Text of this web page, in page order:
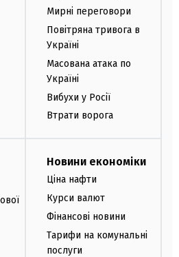
Мирні переговори
Повітряна тривога в
Україні
Масована атака по
Україні
Вибухи у Росії
Втрати ворога
Новини економіки
Ціна нафти
Курси валют
Фінансові новини
Тарифи на комунальні
послуги